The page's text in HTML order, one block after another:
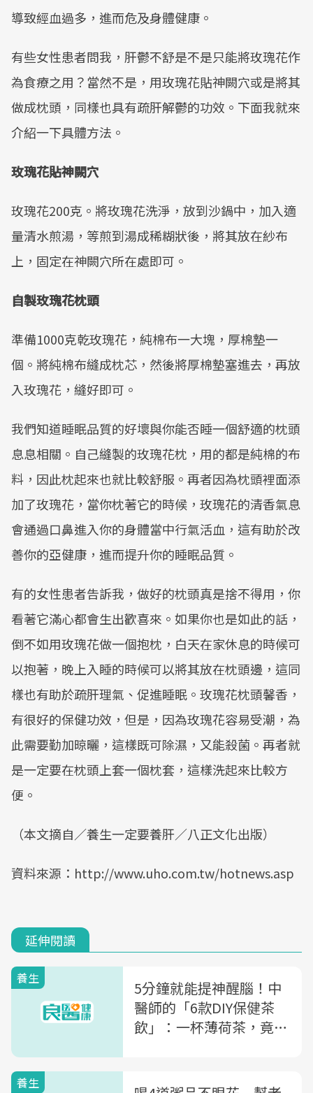
導致經血過多，進而危及身體健康。
有些女性患者問我，肝鬱不舒是不是只能將玫瑰花作
為食療之用？當然不是，用玫瑰花貼神闕穴或是將其
做成枕頭，同樣也具有疏肝解鬱的功效。下面我就來
介紹一下具體方法。
玫瑰花貼神闕穴
玫瑰花200克。將玫瑰花洗淨，放到沙鍋中，加入適
量清水煎湯，等煎到湯成稀糊狀後，將其放在紗布
上，固定在神闕穴所在處即可。
自製玫瑰花枕頭
準備1000克乾玫瑰花，純棉布一大塊，厚棉墊一
個。將純棉布縫成枕芯，然後將厚棉墊塞進去，再放
入玫瑰花，縫好即可。
我們知道睡眠品質的好壞與你能否睡一個舒適的枕頭
息息相關。自己縫製的玫瑰花枕，用的都是純棉的布
料，因此枕起來也就比較舒服。再者因為枕頭裡面添
加了玫瑰花，當你枕著它的時候，玫瑰花的清香氣息
會通過口鼻進入你的身體當中行氣活血，這有助於改
善你的亞健康，進而提升你的睡眠品質。
有的女性患者告訴我，做好的枕頭真是捨不得用，你
看著它滿心都會生出歡喜來。如果你也是如此的話，
倒不如用玫瑰花做一個抱枕，白天在家休息的時候可
以抱著，晚上入睡的時候可以將其放在枕頭邊，這同
樣也有助於疏肝理氣、促進睡眠。玫瑰花枕頭馨香，
有很好的保健功效，但是，因為玫瑰花容易受潮，為
此需要勤加晾曬，這樣既可除濕，又能殺菌。再者就
是一定要在枕頭上套一個枕套，這樣洗起來比較方
便。
（本文摘自／養生一定要養肝／八正文化出版）
資料來源：http://www.uho.com.tw/hotnews.asp
延伸閱讀
養生
5分鐘就能提神醒腦！中
醫師的「6款DIY保健茶
飲」：一杯薄荷茶，竟可
養生